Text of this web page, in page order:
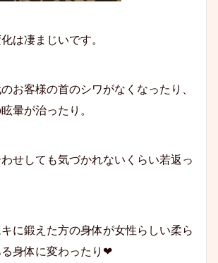
は凄まじいです。
お客様の首のシワがなくなったり、
暈が治ったり。
せしても気づかれないくらい若返っ
に鍛えた方の身体が女性らしい柔ら
身体に変わったり❤